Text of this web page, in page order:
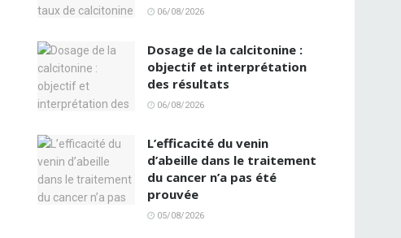
06/08/2026
Dosage de la calcitonine :
objectif et interprétation
des résultats
06/08/2026
L’efficacité du venin
d’abeille dans le traitement
du cancer n’a pas été
prouvée
05/08/2026